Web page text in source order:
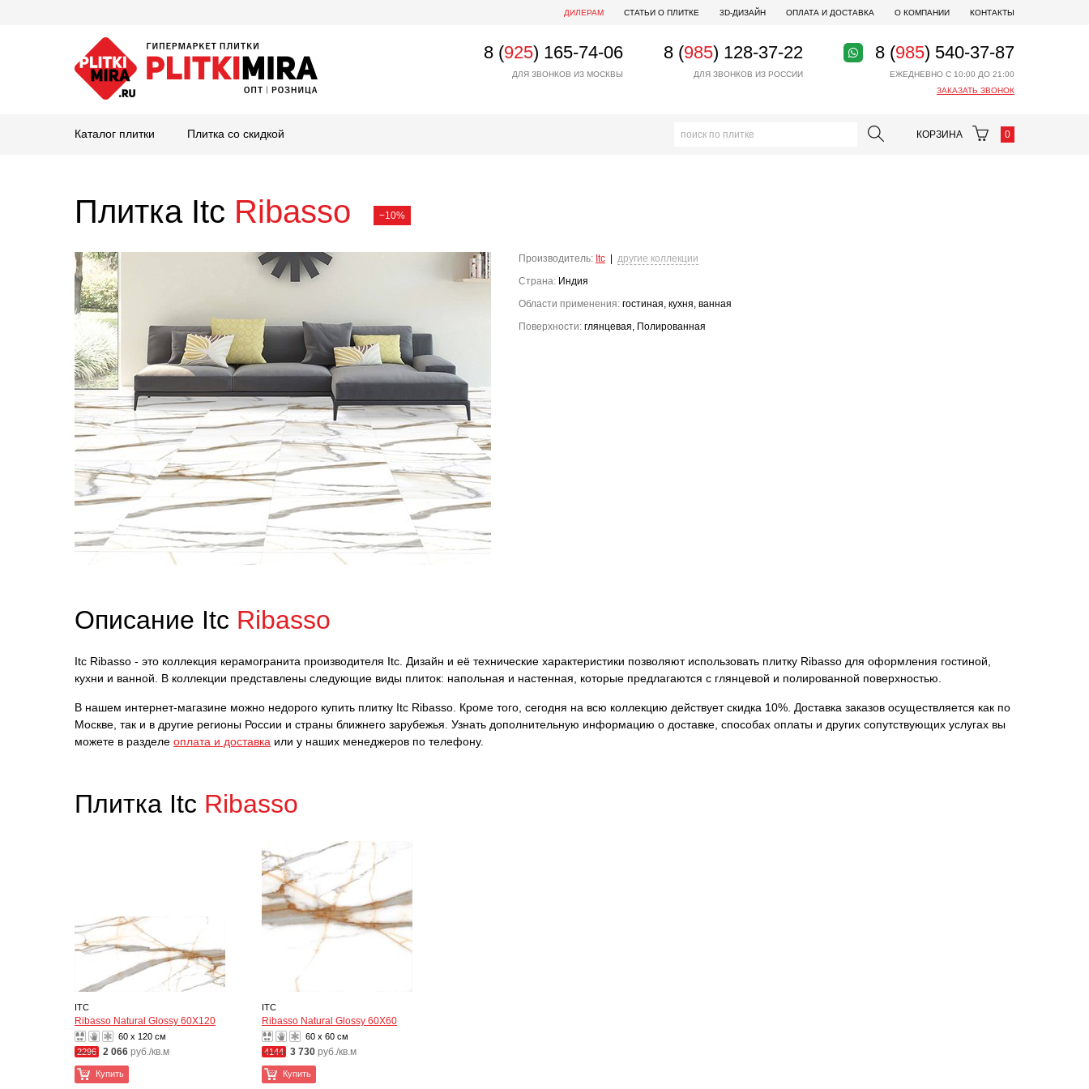
ДИЛЕРАМ СТАТЬИ О ПЛИТКЕ 3D-ДИЗАЙН ОПЛАТА И ДОСТАВКА О КОМПАНИИ КОНТАКТЫ
8 (925) 165-74-06
ДЛЯ ЗВОНКОВ ИЗ МОСКВЫ
8 (985) 128-37-22
ДЛЯ ЗВОНКОВ ИЗ РОССИИ
8 (985) 540-37-87
ЕЖЕДНЕВНО С 10:00 ДО 21:00
ЗАКАЗАТЬ ЗВОНОК
Каталог плитки Плитка со скидкой КОРЗИНА 0
Плитка Itc Ribasso −10%
Производитель: Itc
другие коллекции
Страна: Индия
Области применения: гостиная, кухня, ванная
Поверхности: глянцевая, Полированная
Описание Itc Ribasso
Itc Ribasso - это коллекция керамогранита производителя Itc. Дизайн и её технические характеристики позволяют использовать плитку Ribasso для оформления гостиной,
кухни и ванной. В коллекции представлены следующие виды плиток: напольная и настенная, которые предлагаются с глянцевой и полированной поверхностью.
В нашем интернет-магазине можно недорого купить плитку Itc Ribasso. Кроме того, сегодня на всю коллекцию действует скидка 10%. Доставка заказов осуществляется как по
Москве, так и в другие регионы России и страны ближнего зарубежья. Узнать дополнительную информацию о доставке, способах оплаты и других сопутствующих услугах вы
можете в разделе оплата и доставка или у наших менеджеров по телефону.
Плитка Itc Ribasso
ITC
Ribasso Natural Glossy 60X120
60 x 120 см
2296 2 066 руб./кв.м
Купить
ITC
Ribasso Natural Glossy 60X60
60 x 60 см
4144 3 730 руб./кв.м
Купить